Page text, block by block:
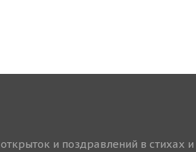
и поздравлений в стихах и